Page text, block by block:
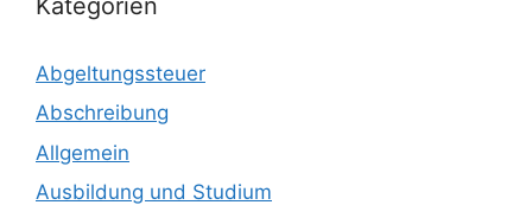
Abgeltungssteuer
Abschreibung
Allgemein
Ausbildung und Studium